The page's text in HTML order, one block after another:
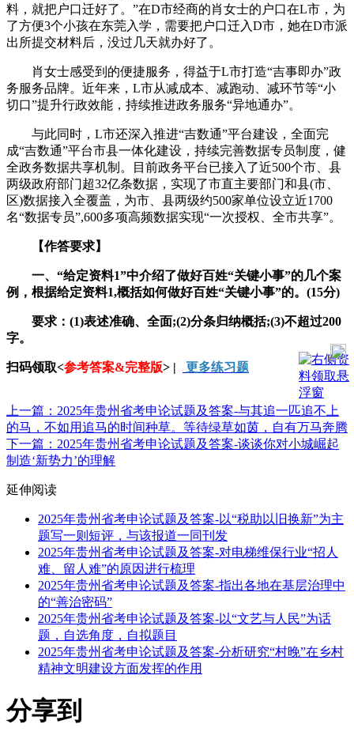
料，就把户口迁好了。”在D市经商的肖女士的户口在L市，为
了方便3个小孩在东莞入学，需要把户口迁入D市，她在D市派
出所提交材料后，没过几天就办好了。
肖女士感受到的便捷服务，得益于L市打造“吉事即办”政
务服务品牌。近年来，L市从减成本、减跑动、减环节等“小
切口”提升行政效能，持续推进政务服务“异地通办”。
与此同时，L市还深入推进“吉数通”平台建设，全面完
成“吉数通”平台市县一体化建设，持续完善数据专员制度，健
全政务数据共享机制。目前政务平台已接入了近500个市、县
两级政府部门超32亿条数据，实现了市直主要部门和县(市、
区)数据接入全覆盖，为市、县两级约500家单位设立近1700
名“数据专员”,600多项高频数据实现“一次授权、全市共享”。
【作答要求】
一、“给定资料1”中介绍了做好百姓“关键小事”的几个案
例，根据给定资料1,概括如何做好百姓“关键小事”的。(15分)
要求：(1)表述准确、全面;(2)分条归纳概括;(3)不超过200
字。
扫码领取<参考答案&完整版> | 更多练习题
上一篇：2025年贵州省考申论试题及答案-与其追一匹追不上
的马，不如用追马的时间种草。等待绿草如茵，自有万马奔腾
下一篇：2025年贵州省考申论试题及答案-谈谈你对小城崛起
制造‘新势力’的理解
延伸阅读
2025年贵州省考申论试题及答案-以“税助以旧换新”为主
题写一则短评，与该报道一同刊发
2025年贵州省考申论试题及答案-对电梯维保行业“招人
难、留人难”的原因进行梳理
2025年贵州省考申论试题及答案-指出各地在基层治理中
的“善治密码”
2025年贵州省考申论试题及答案-以“文艺与人民”为话
题，自选角度，自拟题目
2025年贵州省考申论试题及答案-分析研究“村晚”在乡村
精神文明建设方面发挥的作用
分享到